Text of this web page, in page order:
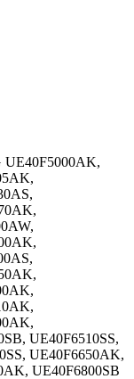
UE40F5000AK,
UE40F6510SS,
UE40F6650AK,
UE40F6800SВ